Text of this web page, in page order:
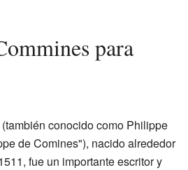
conocido como Philippe
de Comines"), nacido alrededor
fue un importante escritor y